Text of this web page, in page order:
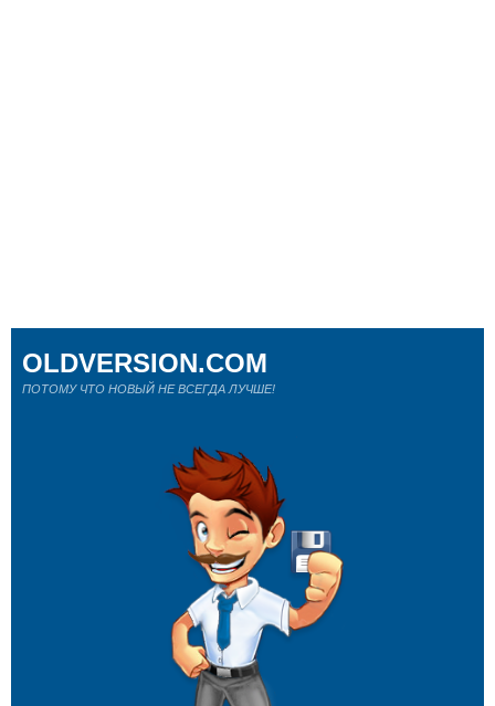
OLDVERSION.COM
ПОТОМУ ЧТО НОВЫЙ НЕ ВСЕГДА ЛУЧШЕ!